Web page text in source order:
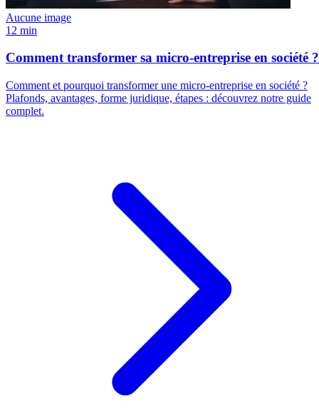
Aucune image
12 min
Comment transformer sa micro-entreprise en société ?
Comment et pourquoi transformer une micro-entreprise en société ?
Plafonds, avantages, forme juridique, étapes : découvrez notre guide
complet.